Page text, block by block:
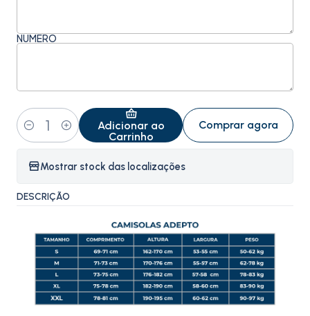
NÚMERO
Quantidade
Adicionar ao
Carrinho
Comprar agora
Mostrar stock das localizações
DESCRIÇÃO